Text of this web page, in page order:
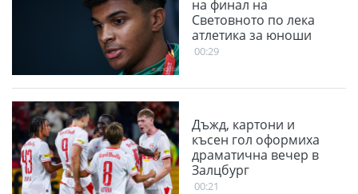
на финал на
Световното по лека
атлетика за юноши
00:29
Дъжд, картони и
късен гол оформиха
драматична вечер в
Залцбург
00:21